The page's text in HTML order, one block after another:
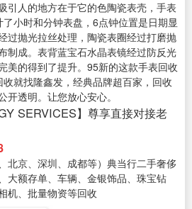
引人的地方在于它的色陶瓷表壳，手表
小时和分钟表盘，6点钟位置是日期显
过抛光拉丝处理，陶瓷表圈经过打磨抛
制成。表背蓝宝石水晶表镜经过防反光
美的得到了提升。95新的这款手表回收
就找隆鑫发，经典品牌超百家，回收
透明。让您放心安心。
SERVICES】尊享直接对接老
北京、深圳、成都等）典当行二手奢侈
大额存单、车辆、金银饰品、珠宝钻
机、批量物资等回收